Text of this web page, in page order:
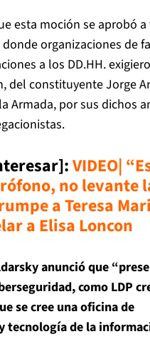
esta moción se aprobó
organizaciones de
a los DD.HH.
del constituyente Jorge
Armada, por sus dichos
:VIDEO|
no levante
a Teresa
a Elisa Loncon
anunció que
como LDP
se cree una oficina de
tecnología de la